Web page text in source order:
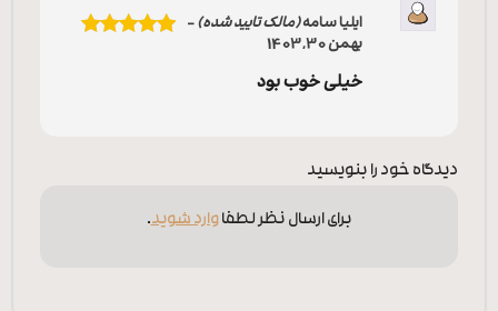
ایلیا سامه(مالک تایید شده)–
بهمن 30, 1403
خیلی خوب بود
دیدگاه خود را بنویسید
برای ارسال نظر لطفاوارد شوید.